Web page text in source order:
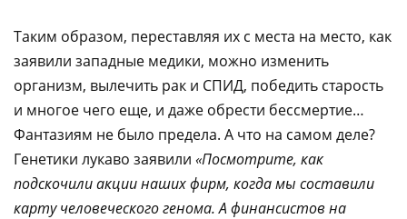
Таким образом, переставляя их с места на место, как
заявили западные медики, можно изменить
организм, вылечить рак и СПИД, победить старость
и многое чего еще, и даже обрести бессмертие…
Фантазиям не было предела. А что на самом деле?
Генетики лукаво заявили «Посмотрите, как
подскочили акции наших фирм, когда мы составили
карту человеческого генома. А финансистов на